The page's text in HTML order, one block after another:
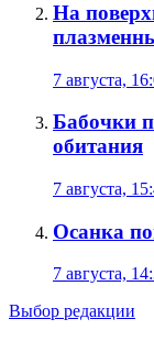
На
7 августа,
Бабочки
обитания
7 августа,
Осанка
7 августа,
Выбор редакции